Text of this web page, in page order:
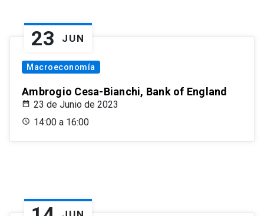
23 JUN
Macroeconomía
Ambrogio Cesa-Bianchi, Bank of England
23 de Junio de 2023
14:00 a 16:00